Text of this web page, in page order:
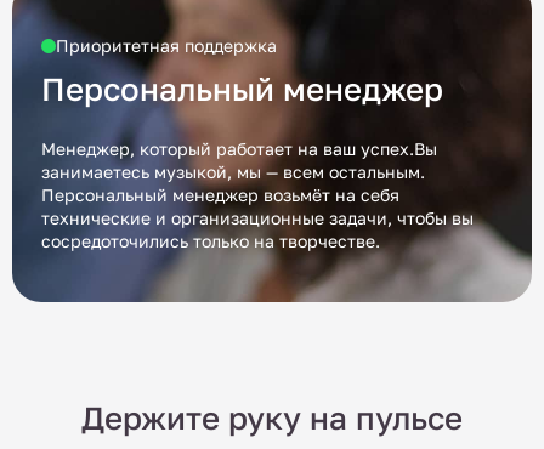
Приоритетная поддержка
Персональный менеджер
Менеджер, который работает на ваш успех.Вы
занимаетесь музыкой, мы — всем остальным.
Персональный менеджер возьмёт на себя
технические и организационные задачи, чтобы вы
сосредоточились только на творчестве.
Держите руку на пульсе